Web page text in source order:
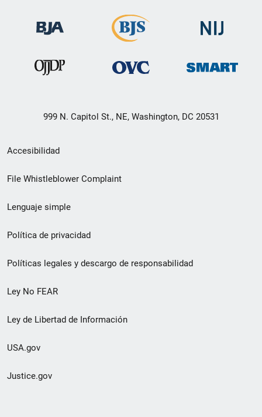
999 N. Capitol St., NE, Washington, DC 20531
Menú
de
de
pie
de
página
Accesibilidad
File Whistleblower Complaint
Lenguaje simple
Política de privacidad
Políticas legales y descargo de responsabilidad
Ley No FEAR
Ley de Libertad de Información
USA.gov
Justice.gov